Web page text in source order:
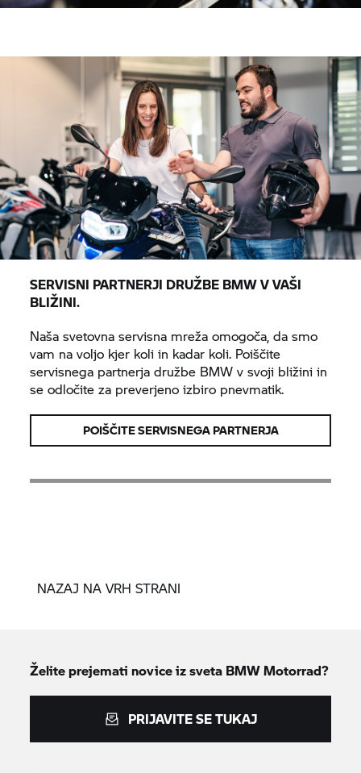
SERVISNI PARTNERJI DRUŽBE BMW V VAŠI
BLIŽINI.
Naša svetovna servisna mreža omogoča, da smo
vam na voljo kjer koli in kadar koli. Poiščite
servisnega partnerja družbe BMW v svoji bližini in
se odločite za preverjeno izbiro pnevmatik.
POIŠČITE SERVISNEGA PARTNERJA
NAZAJ NA VRH STRANI
Želite prejemati novice iz sveta BMW Motorrad?
PRIJAVITE SE TUKAJ